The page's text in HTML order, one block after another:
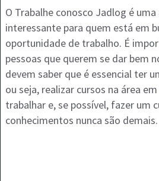
O Trabalhe conosco Jadlog é
interessante para quem está em
oportunidade de trabalho. É
pessoas que querem se dar bem
devem saber que é essencial ter
ou seja, realizar cursos na área
trabalhar e, se possível, fazer um
conhecimentos nunca são demais.